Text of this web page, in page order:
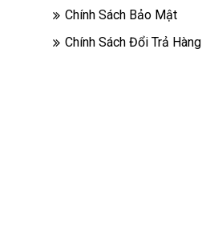
Chính Sách Bảo Mật
Chính Sách Đổi Trả Hàng